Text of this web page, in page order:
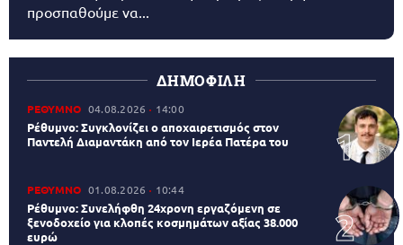
προσπαθούμε να...
ΔΗΜΟΦΙΛΗ
ΡΕΘΥΜΝΟ 04.08.2026 14:00
Ρέθυμνο: Συγκλονίζει ο αποχαιρετισμός στον
Παντελή Διαμαντάκη από τον Ιερέα Πατέρα του
ΡΕΘΥΜΝΟ 01.08.2026 10:44
Ρέθυμνο: Συνελήφθη 24χρονη εργαζόμενη σε
ξενοδοχείο για κλοπές κοσμημάτων αξίας 38.000
ευρώ